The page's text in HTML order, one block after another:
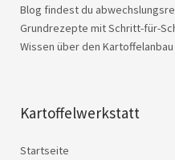
Blog findest du
Grundrezepte mit Schritt-für-
Wissen über den
Kartoffelwerkstatt
Startseite